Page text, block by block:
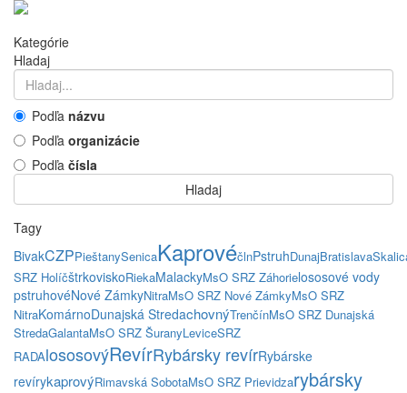
Kategórie
Hladaj
Podľa názvu
Podľa organizácie
Podľa čísla
Hladaj
Tagy
BivakCZPPieštanySenicaKaprovéčlnPstruhDunajBratislava
SRZ HolíčštrkoviskoRiekaMalackyMsO SRZ Záhorielososové vody
pstruhovéNové ZámkyNitraMsO SRZ Nové ZámkyMsO SRZ
NitraKomárnoDunajská StredachovnýTrenčínMsO SRZ Dunajská
StredaGalantaMsO SRZ ŠuranyLeviceSRZ
RADAlososovýRevírRybársky revírRybárske
revírykaprovýRimavská SobotaMsO SRZ Prievidzarybársky